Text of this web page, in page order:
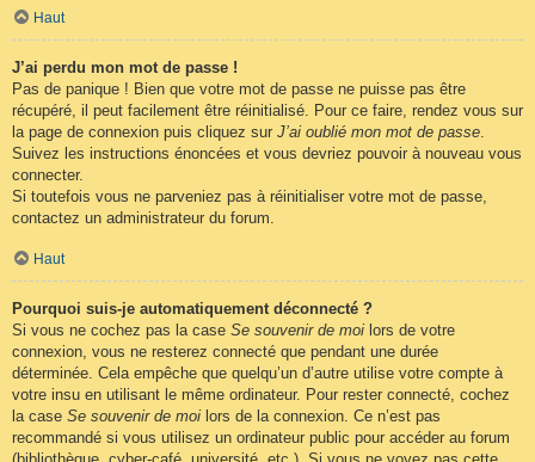
Haut
J’ai perdu mon mot de passe !
Pas de panique ! Bien que votre mot de passe ne puisse pas être
récupéré, il peut facilement être réinitialisé. Pour ce faire, rendez vous sur
la page de connexion puis cliquez sur J’ai oublié mon mot de passe.
Suivez les instructions énoncées et vous devriez pouvoir à nouveau vous
connecter.
Si toutefois vous ne parveniez pas à réinitialiser votre mot de passe,
contactez un administrateur du forum.
Haut
Pourquoi suis-je automatiquement déconnecté ?
Si vous ne cochez pas la case Se souvenir de moi lors de votre
connexion, vous ne resterez connecté que pendant une durée
déterminée. Cela empêche que quelqu’un d’autre utilise votre compte à
votre insu en utilisant le même ordinateur. Pour rester connecté, cochez
la case Se souvenir de moi lors de la connexion. Ce n’est pas
recommandé si vous utilisez un ordinateur public pour accéder au forum